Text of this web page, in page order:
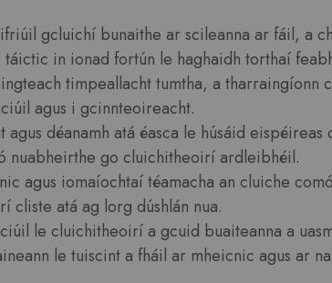
gcluichí bunaithe ar scileanna ar fáil, a
in ionad fortún le haghaidh torthaí
timpeallacht tumtha, a tharraingíonn
agus i gcinnteoireacht.
déanamh atá éasca le húsáid eispéireas
nuabheirthe go cluichitheoirí ardleibhéil.
agus iomaíochtaí téamacha an cluiche
atá ag lorg dúshlán nua.
le cluichitheoirí a gcuid buaiteanna a
le tuiscint a fháil ar mheicnic agus ar